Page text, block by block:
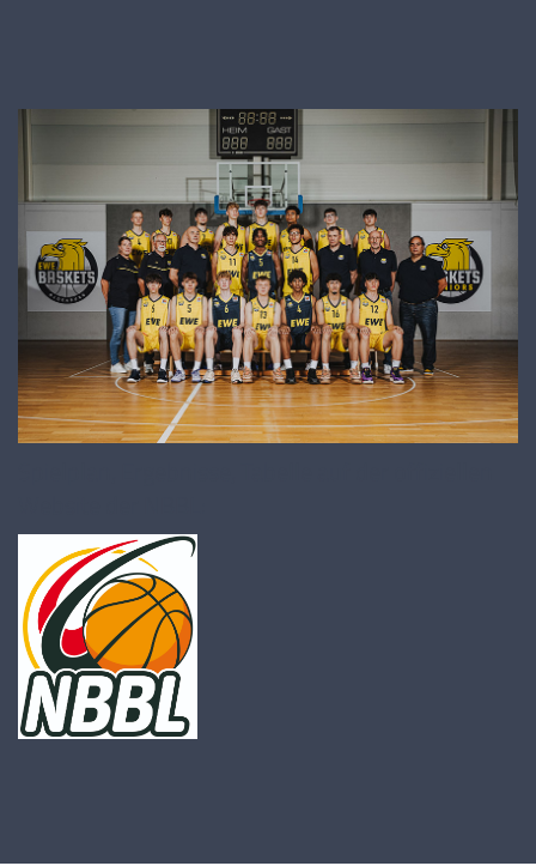
4Gregor Gewinner
17.01.2007 | 194 cm |Guard |GER
5Elia Kirov
23.06.2006 |192 cm |Guard |GER
6Lars Schröder
25.04.2007 |
7Lazar Klaric